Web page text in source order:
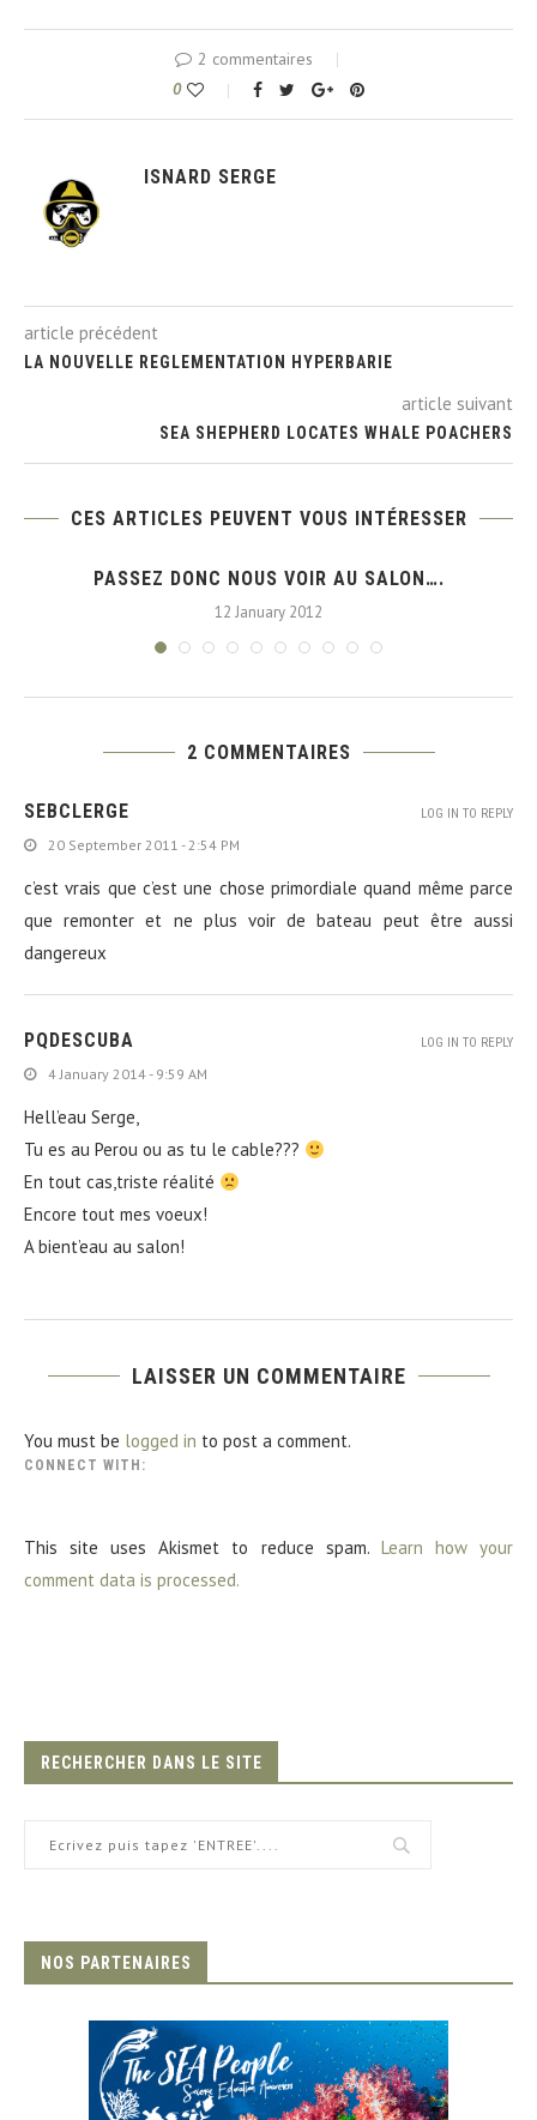
2 commentaires
0
ISNARD SERGE
article précédent
LA NOUVELLE REGLEMENTATION HYPERBARIE
article suivant
SEA SHEPHERD LOCATES WHALE POACHERS
CES ARTICLES PEUVENT VOUS INTÉRESSER
PASSEZ DONC NOUS VOIR AU SALON….
12 January 2012
2 COMMENTAIRES
SEBCLERGE
20 September 2011 - 2:54 PM
c’est vrais que c’est une chose primordiale quand même parce
que remonter et ne plus voir de bateau peut être aussi
dangereux
LOG IN TO REPLY
PQDESCUBA
4 January 2014 - 9:59 AM
Hell’eau Serge,
Tu es au Perou ou as tu le cable???
En tout cas,triste réalité
Encore tout mes voeux!
A bient’eau au salon!
LOG IN TO REPLY
LAISSER UN COMMENTAIRE
You must be logged in to post a comment.
CONNECT WITH:
This site uses Akismet to reduce spam. Learn how your
comment data is processed.
RECHERCHER DANS LE SITE
NOS PARTENAIRES